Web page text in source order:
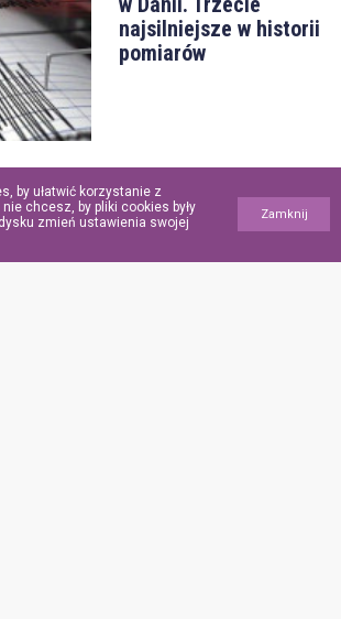
najsilniejsze w historii
pomiarów
„Oddał życie
za innych”. Ochroniarz
meczetu zginął,
ratując wiernych
by ułatwić korzystanie z
chcesz, by pliki cookies były
zmień ustawienia swojej
Zamknij